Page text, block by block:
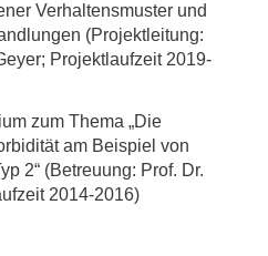
Verhaltensmuster und
(Projektleitung:
Projektlaufzeit 2019-
zum Thema „Die
am Beispiel von
2“ (Betreuung: Prof. Dr.
2014-2016)